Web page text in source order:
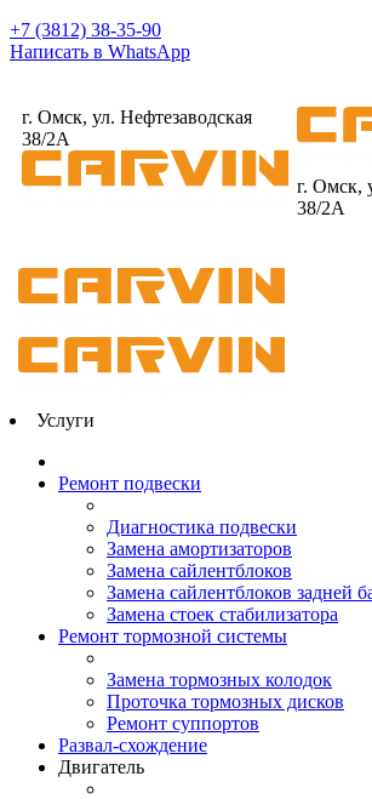
+7 (3812) 38-35-90
Написать в WhatsApp
г. Омск, ул. Нефтезаводская
38/2А
г. Омск,
38/2А
Услуги
Ремонт подвески
Диагностика подвески
Замена амортизаторов
Замена сайлентблоков
Замена сайлентблоков задней
Замена стоек стабилизатора
Ремонт тормозной системы
Замена тормозных колодок
Проточка тормозных дисков
Ремонт суппортов
Развал-схождение
Двигатель